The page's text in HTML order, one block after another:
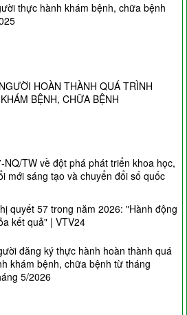
thực hành khám bệnh, chữa bệnh
HOÀN THÀNH QUÁ TRÌNH
BỆNH, CHỮA BỆNH
NQ/TW về đột phá phát triển khoa học,
mới sáng tạo và chuyển đổi số quốc
quyết 57 trong năm 2026: "Hành động
kết quả" | VTV24
đăng ký thực hành hoàn thành quá
khám bệnh, chữa bệnh từ tháng
5/2026